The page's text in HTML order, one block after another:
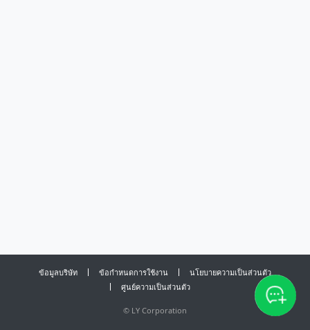
ข้อมูลบริษัท ข้อกำหนดการใช้งาน
นโยบายความเป็นส่วนตัว
ศูนย์ความเป็นส่วนตัว
© LY Corporation